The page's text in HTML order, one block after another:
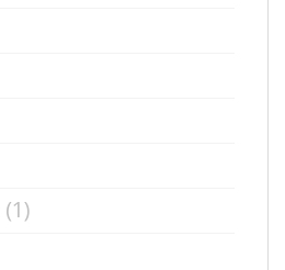
(1)